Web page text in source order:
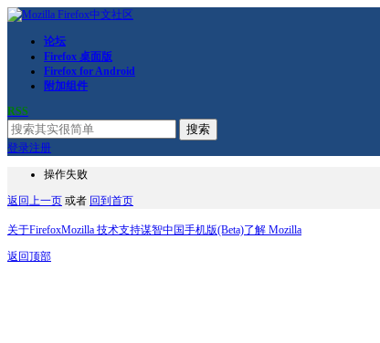
论坛
Firefox 桌面版
Firefox for Android
附加组件
RSS
搜索
登录注册
操作失败
返回上一页 或者 回到首页
关于FirefoxMozilla 技术支持谋智中国手机版(Beta)了解 Mozilla
返回顶部